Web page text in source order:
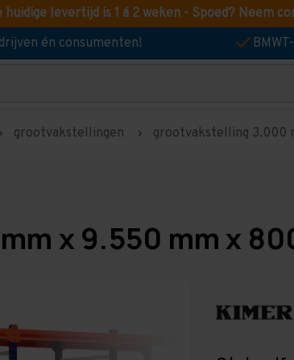
huidige levertijd is 1 á 2 weken - Spoed? Neem
én consumenten!
grootvakstellingen grootvakstelling 3.000
x 9.550 mm x